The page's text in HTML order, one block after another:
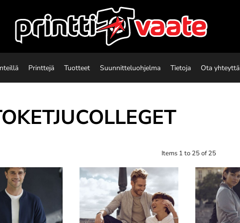
Printtejä Tuotteet Suunnitteluohjelma Tietoja Ota yhteyttä
Items 1 to 25 of 25